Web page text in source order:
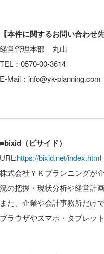
【本件に関するお問い合わせ先
経営管理本部 丸山
TEL：0570-00-3614
E-Mail：info@yk-planning.com
■bixid（ビサイド）
URL:https://bixid.net/index.html
株式会社ＹＫプランニングが
況の把握・現状分析や経営計
また、企業や会計事務所だけ
ブラウザやスマホ・タブレッ